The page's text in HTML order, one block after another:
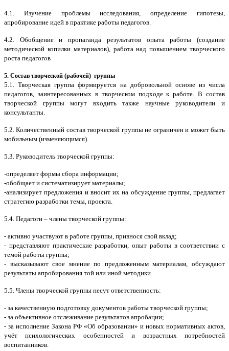
4.1. Изучение проблемы исследования, определение гипотезы,
апробирование идей в практике работы педагогов.
4.2. Обобщение и пропаганда результатов опыта работы (создание
методической копилки материалов), работа над повышением творческого
роста педагогов
5. Состав творческой (рабочей) группы
5.1. Творческая группа формируется на добровольной основе из числа
педагогов, заинтересованных в творческом подходе к работе. В состав
творческой группы могут входить также научные руководители и
консультанты.
5.2. Количественный состав творческой группы не ограничен и может быть
мобильным (изменяющимся).
5.3. Руководитель творческой группы:
-определяет формы сбора информации;
-обобщает и систематизирует материалы;
-анализирует предложения и вносит их на обсуждение группы, предлагает
стратегию разработки темы, проекта.
5.4. Педагоги – члены творческой группы:
- активно участвуют в работе группы, привнося свой вклад;
- представляют практические разработки, опыт работы в соответствии с
темой работы группы;
- высказывают свое мнение по предложенным материалам, обсуждают
результаты апробирования той или иной методики.
5.5. Члены творческой группы несут ответственность:
- за качественную подготовку документов работы творческой группы;
- за объективное отслеживание результатов апробации;
- за исполнение Закона РФ «Об образовании» и новых нормативных актов,
учёт психологических особенностей и возрастных потребностей
воспитанников.